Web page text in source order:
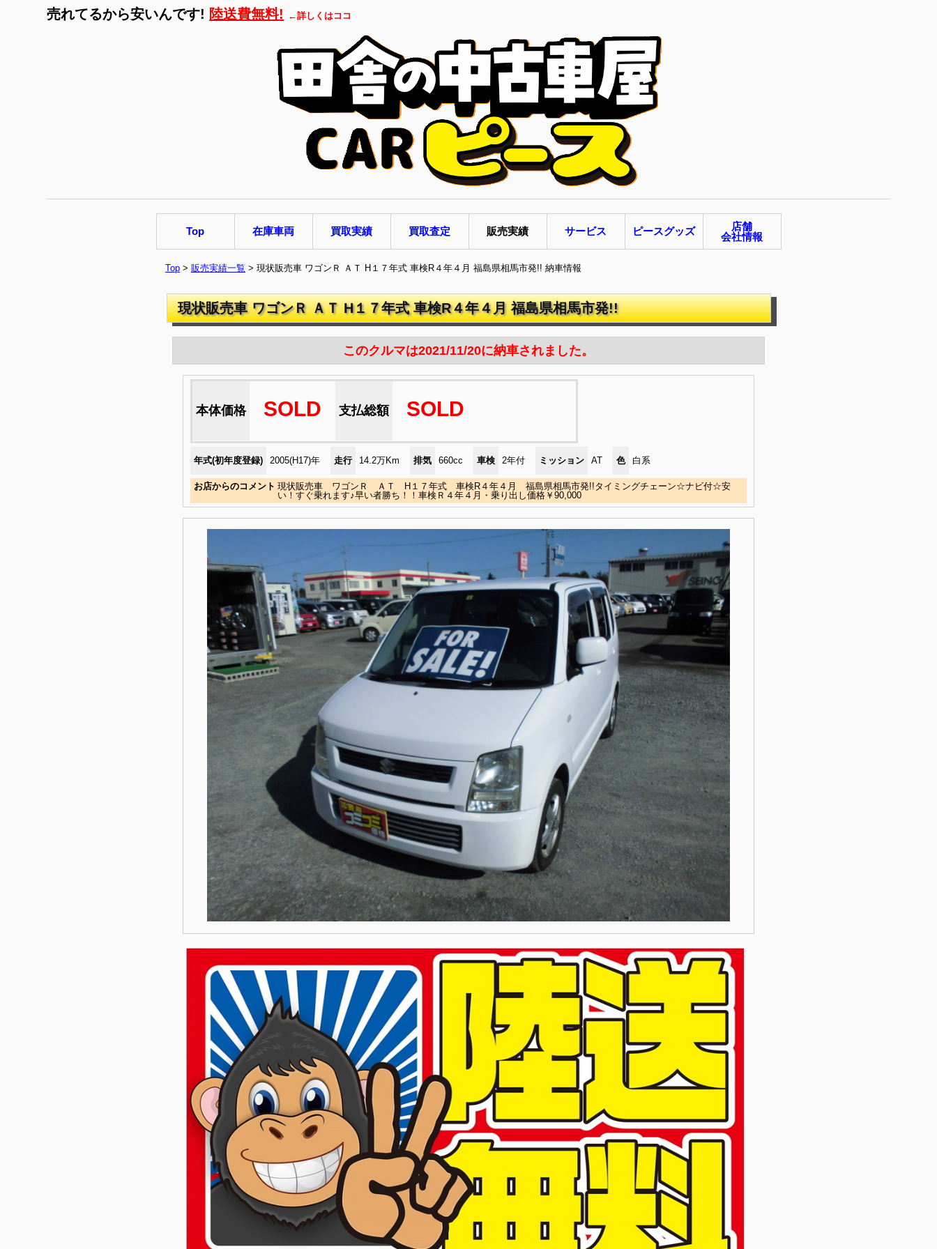
売れてるから安いんです! 陸送費無料! ←詳しくはココ
Top 在庫車両 買取実績 買取査定 販売実績 サービス ピースグッズ
店舗
会社情報
Top > 販売実績一覧 > 現状販売車 ワゴンＲ ＡＴ H１７年式 車検R４年４月 福島県相馬市発!! 納車情報
現状販売車 ワゴンＲ ＡＴ H１７年式 車検R４年４月 福島県相馬市発!!
このクルマは2021/11/20に納車されました。
本体価格 SOLD 支払総額 SOLD
年式(初年度登録) 2005(H17)年 走行 14.2万Km 排気 660cc 車検 2年付 ミッション AT 色 白系
お店からのコメント 現状販売車 ワゴンＲ ＡＴ H１７年式 車検R４年４月 福島県相馬市発!!タイミングチェーン☆ナビ付☆安
い！すぐ乗れます♪早い者勝ち！！車検Ｒ４年４月・乗り出し価格￥90,000